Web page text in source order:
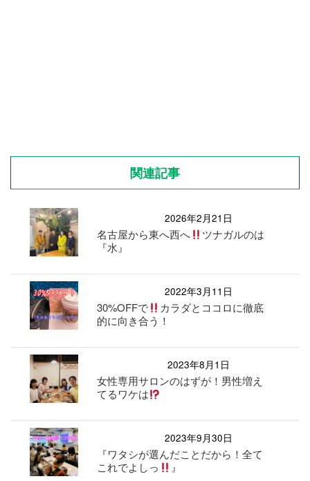
関連記事
2026年2月21日
名古屋から東へ西へ
ツナガルのは
『水』
2022年3月11日
30%OFFで
カラダとココロに徹底
的に向き合う！
2023年8月1日
女性専用サロンのはずが！男性増え
てるワケは
2023年9月30日
『ワタシが選んだことだから！全て
これでよしっ
』